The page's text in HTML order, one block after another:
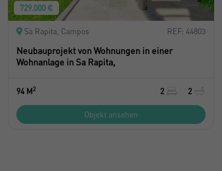
729.000 €
Sa Rapita, Campos REF: 44803
Neubauprojekt von Wohnungen in einer
Wohnanlage in Sa Rapita,
94 M2 2 2
Objekt ansehen